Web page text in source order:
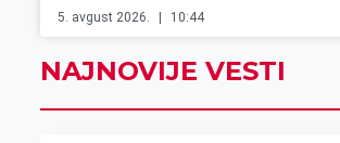
5. avgust 2026. 10:44
NAJNOVIJE VESTI